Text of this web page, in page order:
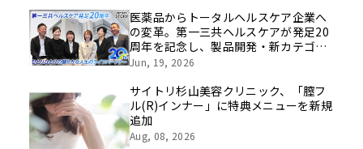
医薬品からトータルヘルスケア企業へ
の変革。第一三共ヘルスケアが発足20
周年を記念し、製品開発・新カテゴリ
挑戦の舞台や旧社統合時のエピソード
像を公開！
Jun, 19, 2026
サイトリ杉山美容クリニック、「膣フ
ル(R)インナー」に特典メニューを新規
追加
Aug, 08, 2026